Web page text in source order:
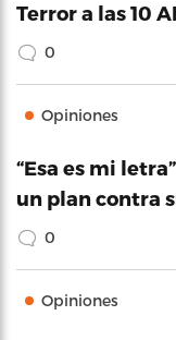
Terror a las 10
0
Opiniones
“Esa es mi
un plan contra
0
Opiniones